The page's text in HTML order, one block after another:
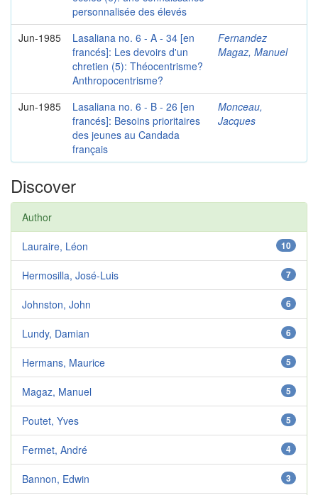
personnalisée des élevés
Jun-1985
Lasaliana no. 6 - A - 34 [en
francés]: Les devoirs d'un
chretien (5): Théocentrisme?
Anthropocentrisme?
Fernandez
Magaz, Manuel
Jun-1985
Lasaliana no. 6 - B - 26 [en
francés]: Besoins prioritaires
des jeunes au Candada
français
Monceau,
Jacques
Discover
Author
10
Lauraire, Léon
7
Hermosilla, José-Luis
6
Johnston, John
6
Lundy, Damian
5
Hermans, Maurice
5
Magaz, Manuel
5
Poutet, Yves
4
Fermet, André
3
Bannon, Edwin